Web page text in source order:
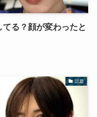
てる？顔が変わったと
話題